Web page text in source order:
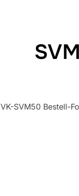
VK-SVM50 Bestell-